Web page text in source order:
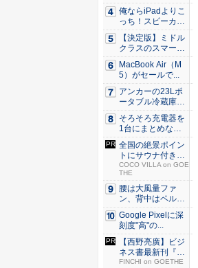
俺ならiPadよりこ
っち！スピーカー
9個...
【決定版】ミドル
クラスのスマート
フォンの...
MacBook Air（M
5）がセールで...
アンカーの23Lポ
ータブル冷蔵庫が
Ama...
そろそろ充電器を
1台にまとめな
い？ An...
全国の絶景ポイン
トにサウナ付きの
シェア別...
COCO VILLA on GOE
THE
腰は大風量ファ
ン、背中はペルチ
ェ冷却。ダ...
Google Pixelに深
刻度"高"の...
【西野亮廣】ビジ
ネス書最新刊『北
極星 僕...
FINCHI on GOETHE